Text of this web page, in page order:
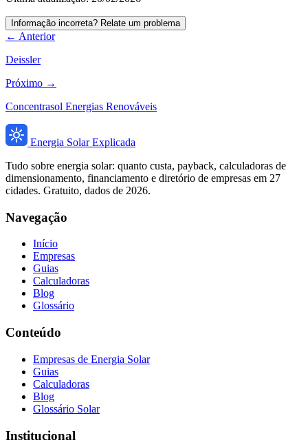
Informação incorreta? Relate um problema
← Anterior
Deissler
Próximo →
Concentrasol Energias Renováveis
Energia Solar Explicada
Tudo sobre energia solar: quanto custa, payback, calculadoras de
dimensionamento, financiamento e diretório de empresas em 27
cidades. Gratuito, dados de 2026.
Navegação
Início
Empresas
Guias
Calculadoras
Blog
Glossário
Conteúdo
Empresas de Energia Solar
Guias
Calculadoras
Blog
Glossário Solar
Institucional